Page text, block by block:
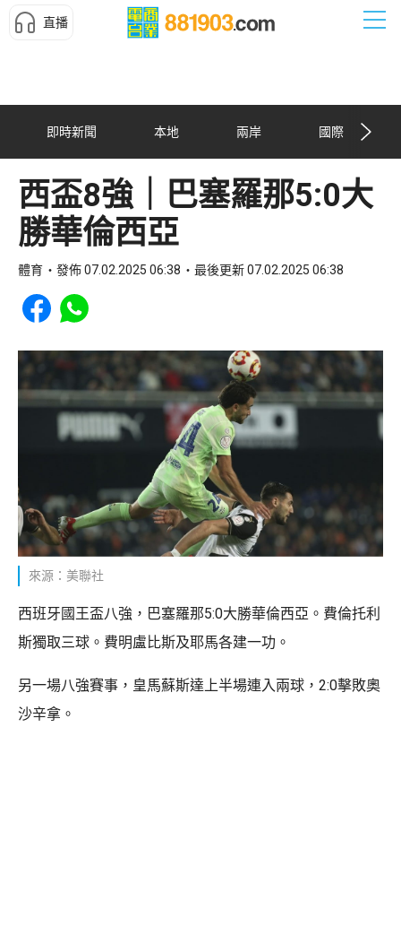
直播
即時新聞 本地 兩岸 國際
西盃8強｜巴塞羅那5:0大
勝華倫西亞
體育 發佈 07.02.2025 06:38 最後更新 07.02.2025 06:38
Share to Facebook
Share to WhatsApp
來源：美聯社
西班牙國王盃八強，巴塞羅那5:0大勝華倫西亞。費倫托利
斯獨取三球。費明盧比斯及耶馬各建一功。
另一場八強賽事，皇馬蘇斯達上半場連入兩球，2:0擊敗奧
沙辛拿。